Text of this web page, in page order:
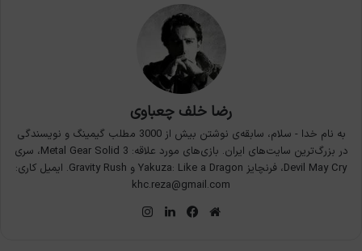
رضا خلف چعباوی
به نام خدا - سلام، سابقه‌ی نوشتن بیش از 3000 مطلب گیمینگ و نویسندگی
در بزرگ‌ترین سایت‌های ایران. بازی‌های مورد علاقه: Metal Gear Solid 3، سری
Devil May Cry، فرنچایز Yakuza: Like a Dragon و Gravity Rush. ایمیل کاری:
khc.reza@gmail.com
وبسایت
فیس
لینکدین